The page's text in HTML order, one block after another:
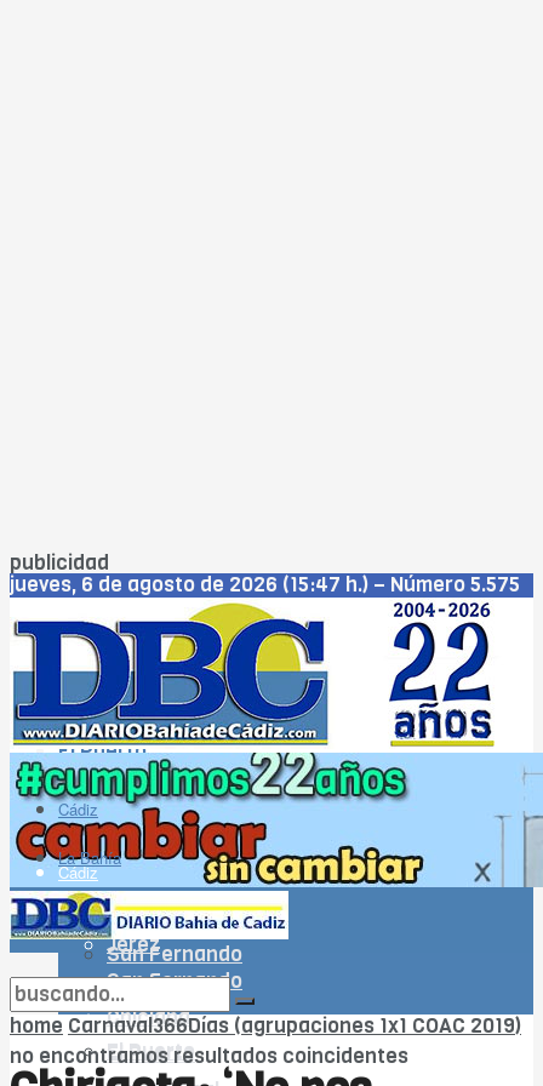
publicidad
jueves, 6 de agosto de 2026 (15:47 h.) – Número 5.575
Cádiz
Jerez
San Fernando
Chiclana
El Puerto
Puerto Real
Rota
WhatsApp
Cádiz
La Bahía
Jerez
San Fernando
Chiclana
El Puerto
Cádiz
La Bahía
Jerez
San Fernando
Chiclana
El Puerto
no encontramos resultados coincidentes
home Carnaval366Días (agrupaciones 1x1 COAC 2019)